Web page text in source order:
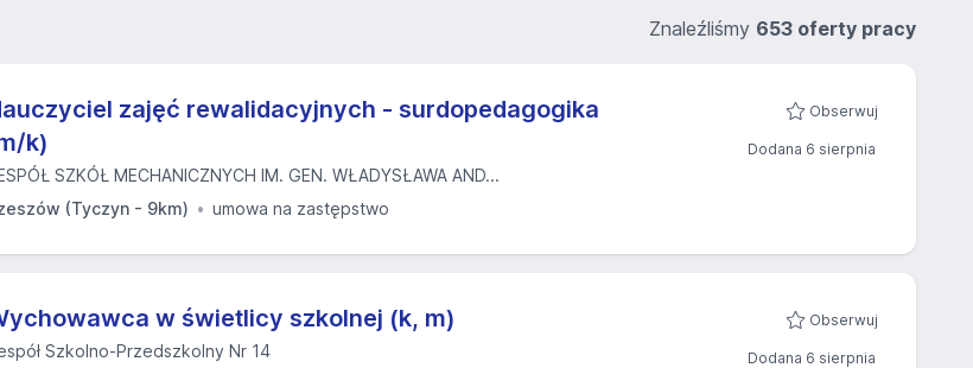
Znaleźliśmy 653 oferty pracy
zajęć rewalidacyjnych - surdopedagogika
k)
SZKÓŁ MECHANICZNYCH IM. GEN. WŁADYSŁAWA AND...
(Tyczyn - 9km)
umowa na zastępstwo
Obserwuj
Dodana 6 sierpnia
w świetlicy szkolnej (k, m)
Szkolno-Przedszkolny Nr 14
Obserwuj
Dodana 6 sierpnia